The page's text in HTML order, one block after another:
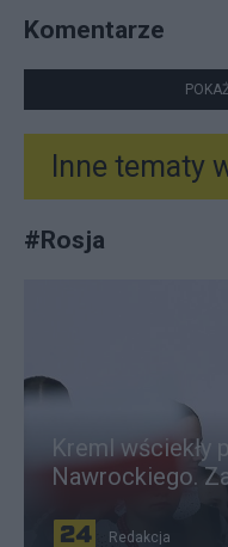
Komentarze
Inne tematy
#Rosja
Kreml wściekły
Nawrockiego.
Redakcja